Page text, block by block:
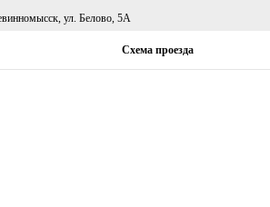
ул. Белово, 5А
Схема проезда